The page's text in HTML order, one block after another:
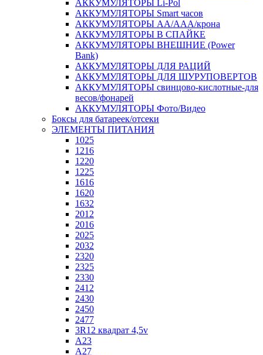
АККУМУЛЯТОРЫ Li-Pol
АККУМУЛЯТОРЫ Smart часов
АККУМУЛЯТОРЫ АА/ААА/крона
АККУМУЛЯТОРЫ В СПАЙКЕ
АККУМУЛЯТОРЫ ВНЕШНИЕ (Power
Bank)
АККУМУЛЯТОРЫ ДЛЯ РАЦИЙ
АККУМУЛЯТОРЫ ДЛЯ ШУРУПОВЕРТОВ
АККУМУЛЯТОРЫ свинцово-кислотные-для
весов/фонарей
АККУМУЛЯТОРЫ Фото/Видео
Боксы для батареек/отсеки
ЭЛЕМЕНТЫ ПИТАНИЯ
1025
1216
1220
1225
1616
1620
1632
2012
2016
2025
2032
2320
2325
2330
2412
2430
2450
2477
3R12 квадрат 4,5v
A23
A27